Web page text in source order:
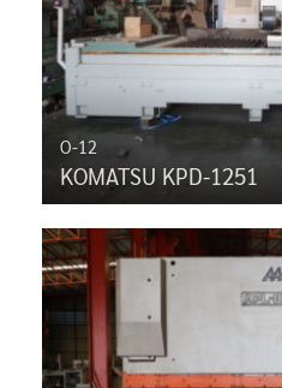
O-12
KOMATSU KPD-1251